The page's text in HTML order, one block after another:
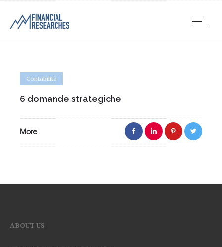
Contabilità
6 domande strategiche
More
ABOUT US